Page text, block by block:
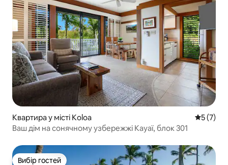
Квартира у місті Koloa Середня
5 (7)
Ваш дім на сонячному узбережжі Кауаї, блок 301
Вибір гостей